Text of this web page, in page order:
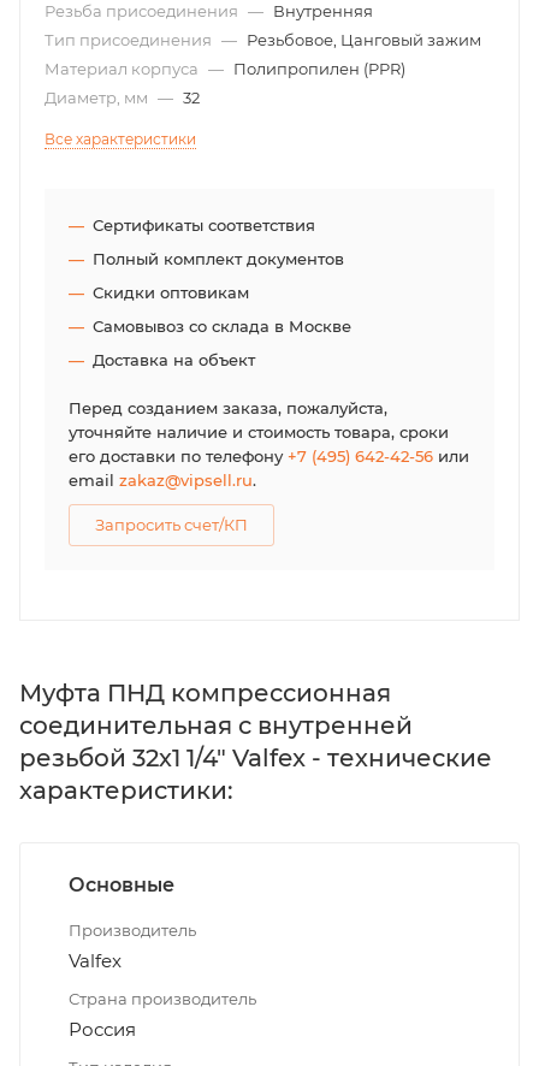
Резьба присоединения — Внутренняя
Тип присоединения — Резьбовое, Цанговый зажим
Материал корпуса — Полипропилен (PPR)
Диаметр, мм — 32
Все характеристики
Сертификаты соответствия
Полный комплект документов
Скидки оптовикам
Самовывоз со склада в Москве
Доставка на объект
Перед созданием заказа, пожалуйста,
уточняйте наличие и стоимость товара, сроки
его доставки по телефону+7 (495) 642-42-56 или
email zakaz@vipsell.ru.
Запросить счет/КП
Муфта ПНД компрессионная
соединительная c внутренней
резьбой 32х1 1/4" Valfex - технические
характеристики:
Основные
Производитель
Valfex
Страна производитель
Россия